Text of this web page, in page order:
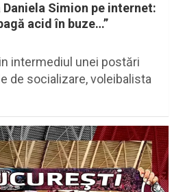
Simion pe internet:
acid în buze…”
intermediul unei postări
de socializare, voleibalista